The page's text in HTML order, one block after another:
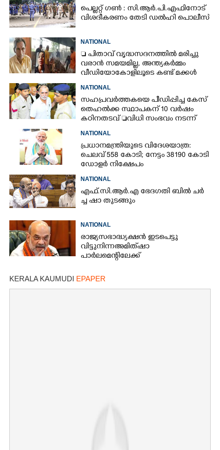
പെല്ലറ്റ് ഗൺ : സി.ആർ.പി.എഫിനോട്
വിശദീകരണം തേടി ഡൽഹി പൊലീസ്
NATIONAL
 പിതാവ് വൃദ്ധസദനത്തിൽ മരിച്ചു
വരാൻ സമയമില്ല,​ അന്ത്യകർമ്മം
വീഡിയോകോളിലൂടെ കണ്ട് മക്കൾ
NATIONAL
സഹപ്രവർത്തകയെ പീഡിപ്പിച്ച കേസ്
തെഹൽക്ക സ്ഥാപകന് 10 വർഷം
കഠിനതടവ് വിധി സംഭവം നടന്ന്
NATIONAL
പ്രധാനമന്ത്രിയുടെ വിദേശയാത്ര:
ചെലവ് 558 കോടി; നേട്ടം 38190 കോടി
ഡോളർ നിക്ഷേപം
NATIONAL
എ​ഫ്.​സി.​ആ​ർ.​എ​ ​ഭേ​ദ​ഗ​തി​ ​ബിൽ ച​ർ​
ച്ച​ ​ഷാ​ ​തുടങ്ങും
NATIONAL
രാജ്യസഭാദ്ധ്യക്ഷൻ ഇടപെട്ടു
വിട്ടുനിന്ന അമിത് ഷാ
പാർലമെന്റിലേക്ക്
ബുധനാഴ്ച
എഫ്.സി.ആർ.എ ചർച്ചയ്‌ക്കായി എത്തും
KERALA KAUMUDI EPAPER